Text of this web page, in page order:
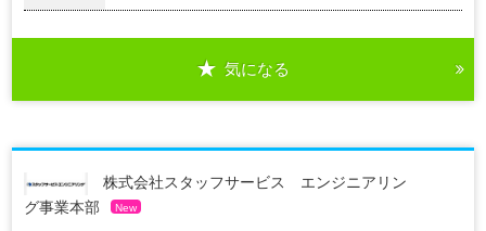
気になる
株式会社スタッフサービス エンジニアリン
グ事業本部
New